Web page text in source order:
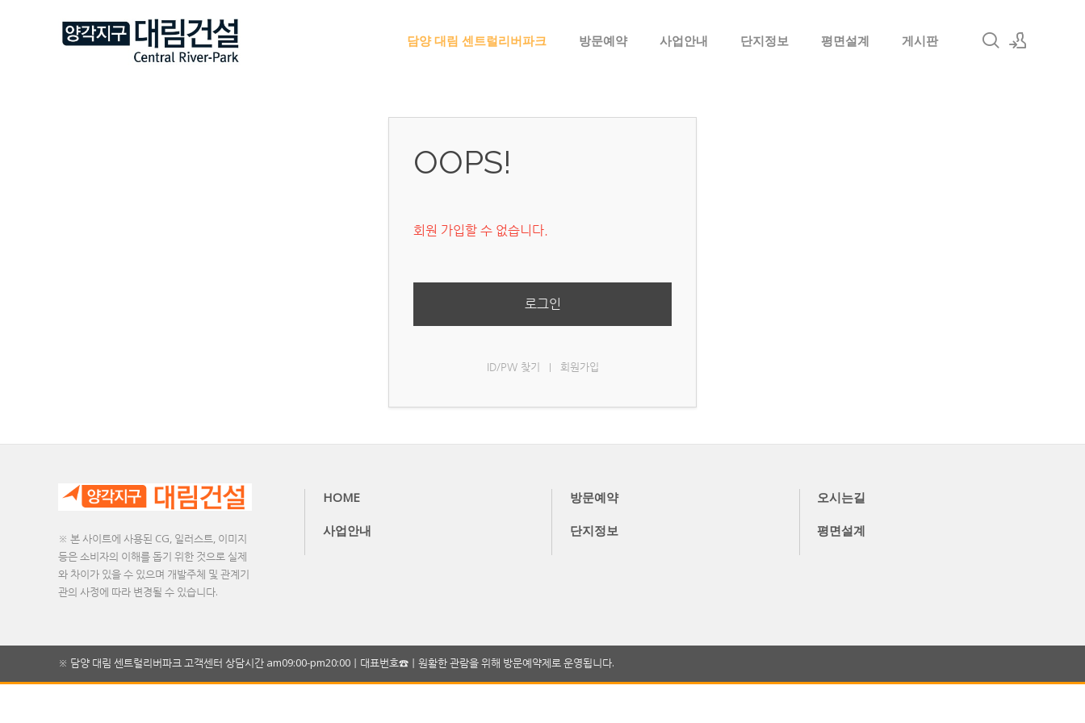
담양 대림 센트럴리버파크 방문예약 사업안내 단지정보 평면설계 게시판
OOPS!
회원 가입할 수 없습니다.
로그인
ID/PW 찾기 회원가입
※ 본 사이트에 사용된 CG, 일러스트, 이미지
등은 소비자의 이해를 돕기 위한 것으로 실제
와 차이가 있을 수 있으며 개발주체 및 관계기
관의 사정에 따라 변경될 수 있습니다.
HOME 방문예약 오시는길
사업안내 단지정보 평면설계
※ 담양 대림 센트럴리버파크 고객센터 상담시간 am09:00-pm20:00ㅣ대표번호☎ㅣ원활한 관람을 위해 방문예약제로 운영됩니다.